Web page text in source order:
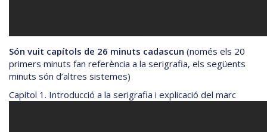
Són vuit capítols de 26 minuts cadascun (només els 20
primers minuts fan referència a la serigrafia, els següents
minuts són d’altres sistemes)
Capítol 1. Introducció a la serigrafia i explicació del marc